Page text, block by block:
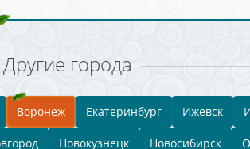
Другие города
Воронеж Екатеринбург Ижевск
Новокузнецк Новосибирск